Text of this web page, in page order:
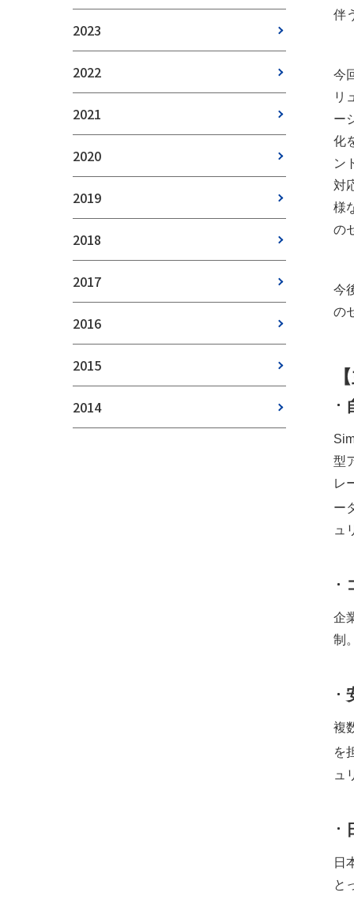
伴
今
リ
ー
化
ン
対
様
の
今
の
型
レ
ー
ュ
企
制
複
を
ュ
日
と
2023
2022
2021
2020
2019
2018
2017
2016
2015
2014